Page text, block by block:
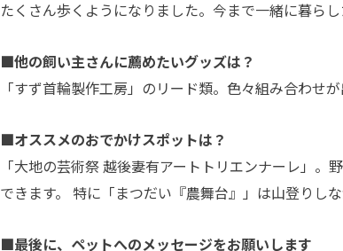
たくさん歩くようになりました。今まで一緒に暮ら
■他の飼い主さんに薦めたいグッズは？
「すず首輪製作工房」のリード類。色々組み合わせ
■オススメのおでかけスポットは？
「大地の芸術祭 越後妻有アートトリエンナーレ」
できます。 特に「まつだい『農舞台』」は山登りし
■最後に、ペットへのメッセージをお願いします